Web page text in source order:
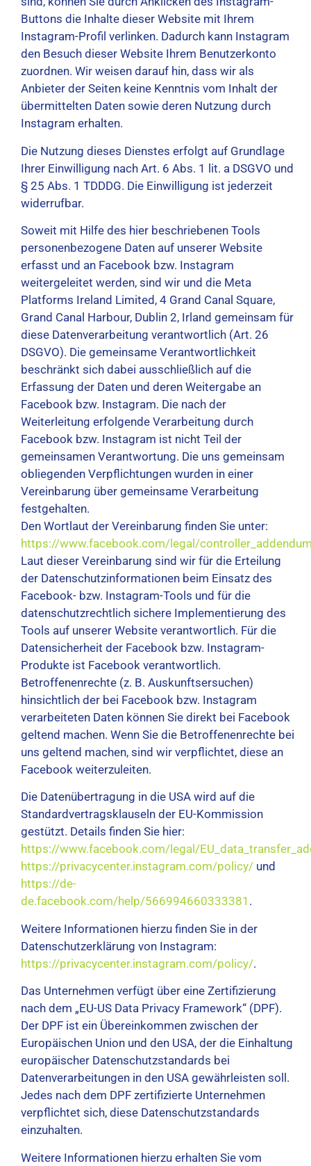
Buttons die Inhalte dieser Website mit Ihrem
Instagram-Profil verlinken. Dadurch kann Instagram
den Besuch dieser Website Ihrem Benutzerkonto
zuordnen. Wir weisen darauf hin, dass wir als
Anbieter der Seiten keine Kenntnis vom Inhalt der
übermittelten Daten sowie deren Nutzung durch
Instagram erhalten.
Die Nutzung dieses Dienstes erfolgt auf Grundlage
Ihrer Einwilligung nach Art. 6 Abs. 1 lit. a DSGVO und
§ 25 Abs. 1 TDDDG. Die Einwilligung ist jederzeit
widerrufbar.
Soweit mit Hilfe des hier beschriebenen Tools
personenbezogene Daten auf unserer Website
erfasst und an Facebook bzw. Instagram
weitergeleitet werden, sind wir und die Meta
Platforms Ireland Limited, 4 Grand Canal Square,
Grand Canal Harbour, Dublin 2, Irland gemeinsam für
diese Datenverarbeitung verantwortlich (Art. 26
DSGVO). Die gemeinsame Verantwortlichkeit
beschränkt sich dabei ausschließlich auf die
Erfassung der Daten und deren Weitergabe an
Facebook bzw. Instagram. Die nach der
Weiterleitung erfolgende Verarbeitung durch
Facebook bzw. Instagram ist nicht Teil der
gemeinsamen Verantwortung. Die uns gemeinsam
obliegenden Verpflichtungen wurden in einer
Vereinbarung über gemeinsame Verarbeitung
festgehalten.
Den Wortlaut der Vereinbarung finden Sie unter:
https://www.facebook.com/legal/
Laut dieser Vereinbarung sind wir für die Erteilung
der Datenschutzinformationen beim Einsatz des
Facebook- bzw. Instagram-Tools und für die
datenschutzrechtlich sichere Implementierung des
Tools auf unserer Website verantwortlich. Für die
Datensicherheit der Facebook bzw. Instagram-
Produkte ist Facebook verantwortlich.
Betroffenenrechte (z. B. Auskunftsersuchen)
hinsichtlich der bei Facebook bzw. Instagram
verarbeiteten Daten können Sie direkt bei Facebook
geltend machen. Wenn Sie die Betroffenenrechte bei
uns geltend machen, sind wir verpflichtet, diese an
Facebook weiterzuleiten.
Die Datenübertragung in die USA wird auf die
Standardvertragsklauseln der EU-Kommission
gestützt. Details finden Sie hier:
https://www.facebook.com/legal/
https://privacycenter.instagram.com/policy/ und
https://de-
de.facebook.com/help/566994660333381 .
Weitere Informationen hierzu finden Sie in der
Datenschutzerklärung von Instagram:
https://privacycenter.instagram.com/policy/.
Das Unternehmen verfügt über eine Zertifizierung
nach dem „EU-US Data Privacy Framework“ (DPF).
Der DPF ist ein Übereinkommen zwischen der
Europäischen Union und den USA, der die Einhaltung
europäischer Datenschutzstandards bei
Datenverarbeitungen in den USA gewährleisten soll.
Jedes nach dem DPF zertifizierte Unternehmen
verpflichtet sich, diese Datenschutzstandards
einzuhalten.
Weitere Informationen hierzu erhalten Sie vom